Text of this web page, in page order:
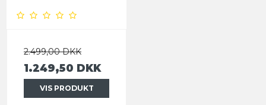
2.499,00 DKK
1.249,50 DKK
VIS PRODUKT